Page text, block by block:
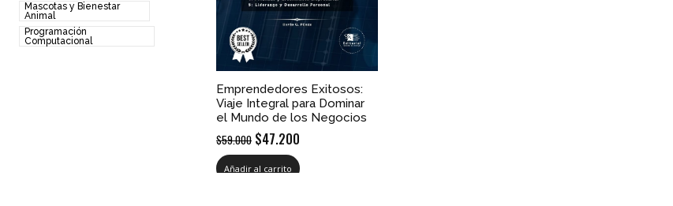
Mascotas y Bienestar
Animal
Programación
Computacional
Emprendedores Exitosos:
Viaje Integral para Dominar
el Mundo de los Negocios
$59.000 El
precio
$47.200
Añadir al carrito